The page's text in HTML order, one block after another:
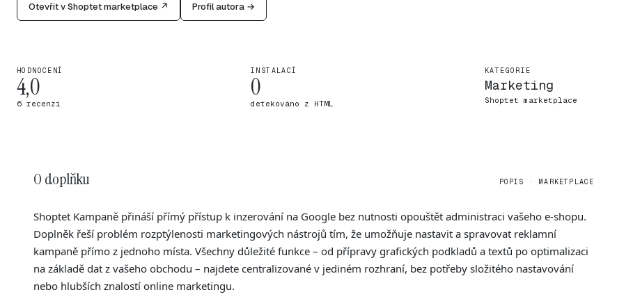
Otevřít v Shoptet marketplace ↗ Profil autora →
HODNOCENÍ
4,0
6 recenzí
INSTALACÍ
0
detekováno z HTML
KATEGORIE
Marketing
Shoptet marketplace
O doplňku POPIS · MARKETPLACE
Shoptet Kampaně přináší přímý přístup k inzerování na Google bez nutnosti opouštět administraci vašeho e-shopu.
Doplněk řeší problém rozptýlenosti marketingových nástrojů tím, že umožňuje nastavit a spravovat reklamní
kampaně přímo z jednoho místa. Všechny důležité funkce – od přípravy grafických podkladů a textů po optimalizaci
na základě dat z vašeho obchodu – najdete centralizované v jediném rozhraní, bez potřeby složitého nastavování
nebo hlubších znalostí online marketingu.